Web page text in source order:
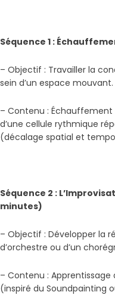
Séquence 1 :
– Objectif : Travailler la
sein d’un espace mouvant.
– Contenu : Échauffement
d’une cellule rythmique
(décalage spatial et
Séquence 2 :
minutes)
– Objectif : Développer la
d’orchestre ou d’un
– Contenu : Apprentissage
(inspiré du Soundpainting